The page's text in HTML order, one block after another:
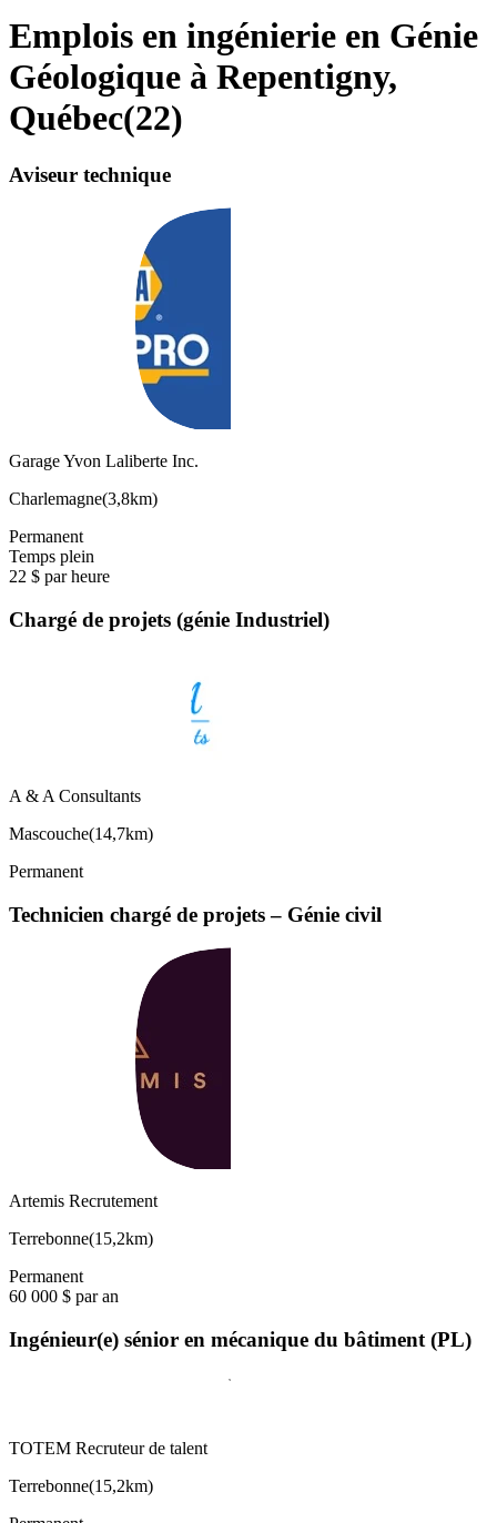
Emplois en ingénierie en Génie
Géologique à Repentigny,
Québec(22)
Aviseur technique
Garage Yvon Laliberte Inc.
Charlemagne(3,8km)
Permanent
Temps plein
22 $ par heure
Chargé de projets (génie Industriel)
A & A Consultants
Mascouche(14,7km)
Permanent
Technicien chargé de projets – Génie civil
Artemis Recrutement
Terrebonne(15,2km)
Permanent
60 000 $ par an
Ingénieur(e) sénior en mécanique du bâtiment (PL)
TOTEM Recruteur de talent
Terrebonne(15,2km)